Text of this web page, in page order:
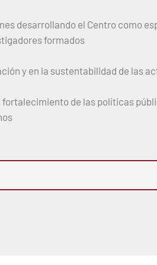
desarrollando el Centro como
formados
y en la sustentabilidad de las
de las políticas